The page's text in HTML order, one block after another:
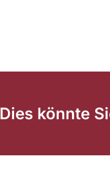
Dies könnte